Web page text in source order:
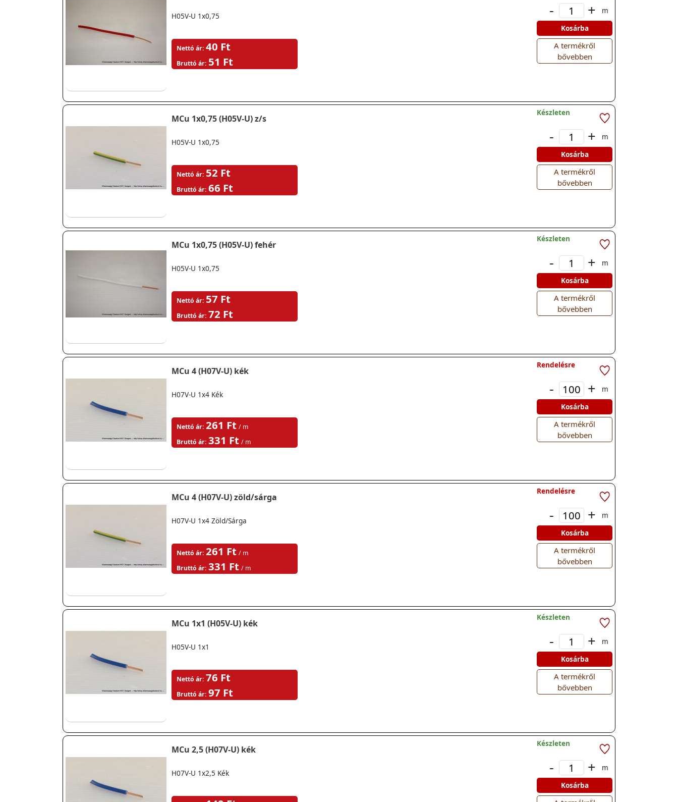
H05V-U 1x0,75
Nettó ár: 40 Ft
Bruttó ár: 51 Ft
- +
m
Kosárba
A termékről
bővebben
MCu 1x0,75 (H05V-U) z/s
H05V-U 1x0,75
Nettó ár: 52 Ft
Bruttó ár: 66 Ft
Készleten
- +
m
Kosárba
A termékről
bővebben
MCu 1x0,75 (H05V-U) fehér
H05V-U 1x0,75
Nettó ár: 57 Ft
Bruttó ár: 72 Ft
Készleten
- +
m
Kosárba
A termékről
bővebben
MCu 4 (H07V-U) kék
H07V-U 1x4 Kék
Nettó ár: 261 Ft / m
Bruttó ár: 331 Ft / m
Rendelésre
- +
m
Kosárba
A termékről
bővebben
MCu 4 (H07V-U) zöld/sárga
H07V-U 1x4 Zöld/Sárga
Nettó ár: 261 Ft / m
Bruttó ár: 331 Ft / m
Rendelésre
- +
m
Kosárba
A termékről
bővebben
MCu 1x1 (H05V-U) kék
H05V-U 1x1
Nettó ár: 76 Ft
Bruttó ár: 97 Ft
Készleten
- +
m
Kosárba
A termékről
bővebben
MCu 2,5 (H07V-U) kék
H07V-U 1x2,5 Kék
Készleten
- +
m
Kosárba